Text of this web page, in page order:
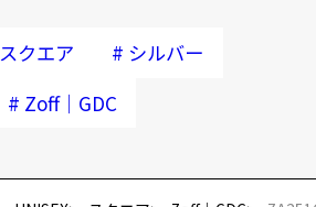
スクエア # シルバー
# Zoff｜GDC